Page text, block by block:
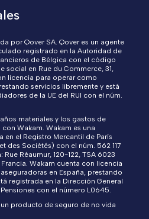
por Qover SA. Qover es un agente
registrado en la Autoridad de
de Bélgica con el código
social en Rue du Commerce, 31,
licencia para operar como
servicios libremente y está
de la UE del RUI con el núm.
materiales y los gastos de
Wakam. Wakam es una
el Registro Mercantil de París
des Sociétés) con el núm. 562 117
Réaumur, 120-122, TSA 6023
Wakam cuenta con licencia
en España, prestando
registrada en la Dirección General
con el número L0645.
producto de seguro de no vida